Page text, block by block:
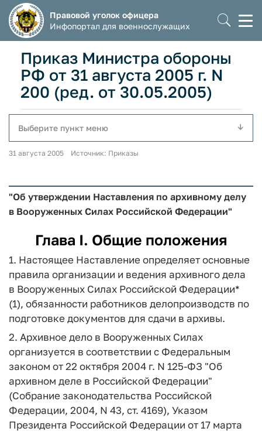
Правовой уголок офицера
Инфопортал для военнослужащих
Приказ Министра обороны
РФ от 31 августа 2005 г. N
200 (ред. от 30.05.2005)
Выберите пункт меню
31 августа 2005 Источник: Приказы
"Об утверждении Наставления по архивному делу
в Вооруженных Силах Российской Федерации"
Глава I. Общие положения
1. Настоящее Наставление определяет основные
правила организации и ведения архивного дела
в Вооруженных Силах Российской Федерации*
(1), обязанности работников делопроизводств по
подготовке документов для сдачи в архивы.
2. Архивное дело в Вооруженных Силах
организуется в соответствии с Федеральным
законом от 22 октября 2004 г. N 125-ФЗ "Об
архивном деле в Российской Федерации"
(Собрание законодательства Российской
Федерации, 2004, N 43, ст. 4169), Указом
Президента Российской Федерации от 17 марта